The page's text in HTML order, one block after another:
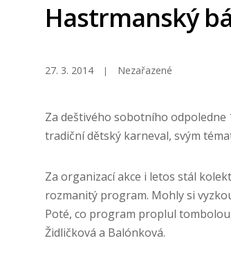
Hastrmanský
27. 3. 2014 Nezařazené
Za deštivého sobotního
tradiční dětský karneval, svým
Za organizací akce i letos stál
rozmanitý program. Mohly si
Poté, co program proplul
Židličková a Balónková.